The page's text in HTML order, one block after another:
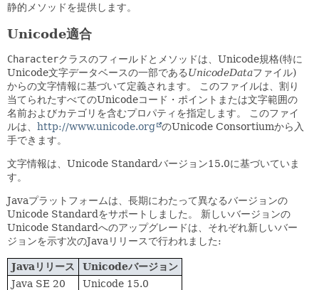
静的メソッドを提供します。
Unicode適合
Characterクラスのフィールドとメソッドは、Unicode規格(特に
Unicode文字データベースの一部であるUnicodeDataファイル)
からの文字情報に基づいて定義されます。
このファイルは、割り
当てられたすべてのUnicodeコード・ポイントまたは文字範囲の
名前およびカテゴリを含むプロパティを指定します。
このファイ
ルは、 http://www.unicode.org のUnicode Consortiumから入
手できます。
文字情報は、Unicode Standardバージョン15.0に基づいていま
す。
Javaプラットフォームは、長期にわたって異なるバージョンの
Unicode Standardをサポートしました。
新しいバージョンの
Unicode Standardへのアップグレードは、それぞれ新しいバー
ジョンを示す次のJavaリリースで行われました:
Javaリリース
Unicodeバージョン
Java SE 20
Unicode 15.0